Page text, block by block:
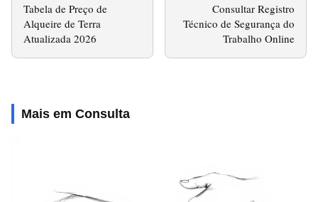
Tabela de Preço de
Alqueire de Terra
Atualizada 2026
Consultar Registro
Técnico de Segurança do
Trabalho Online
Mais em Consulta